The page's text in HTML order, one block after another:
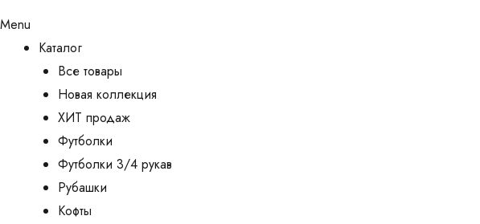
Menu
Каталог
Все товары
Новая коллекция
ХИТ продаж
Футболки
Футболки 3/4 рукав
Рубашки
Кофты